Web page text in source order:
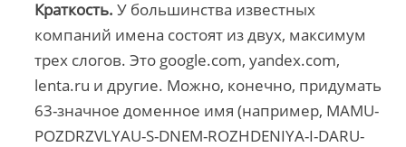
Краткость. У большинства известных
компаний имена состоят из двух, максимум
трех слогов. Это google.com, yandex.com,
lenta.ru и другие. Можно, конечно, придумать
63-значное доменное имя (например, MAMU-
POZDRZVLYAU-S-DNEM-ROZHDENIYA-I-DARU-